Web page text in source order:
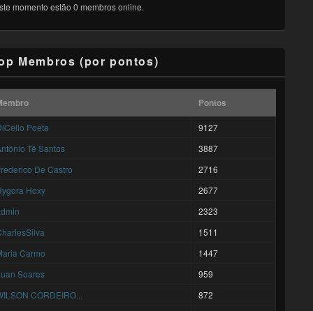
momento estão 0 membros online.
Membros (por pontos)
Pontos
Poeta
9127
Tê Santos
3887
De Castro
2716
Hoxy
2677
2323
1511
Carmo
1447
Soares
959
CORDEIRO...
872